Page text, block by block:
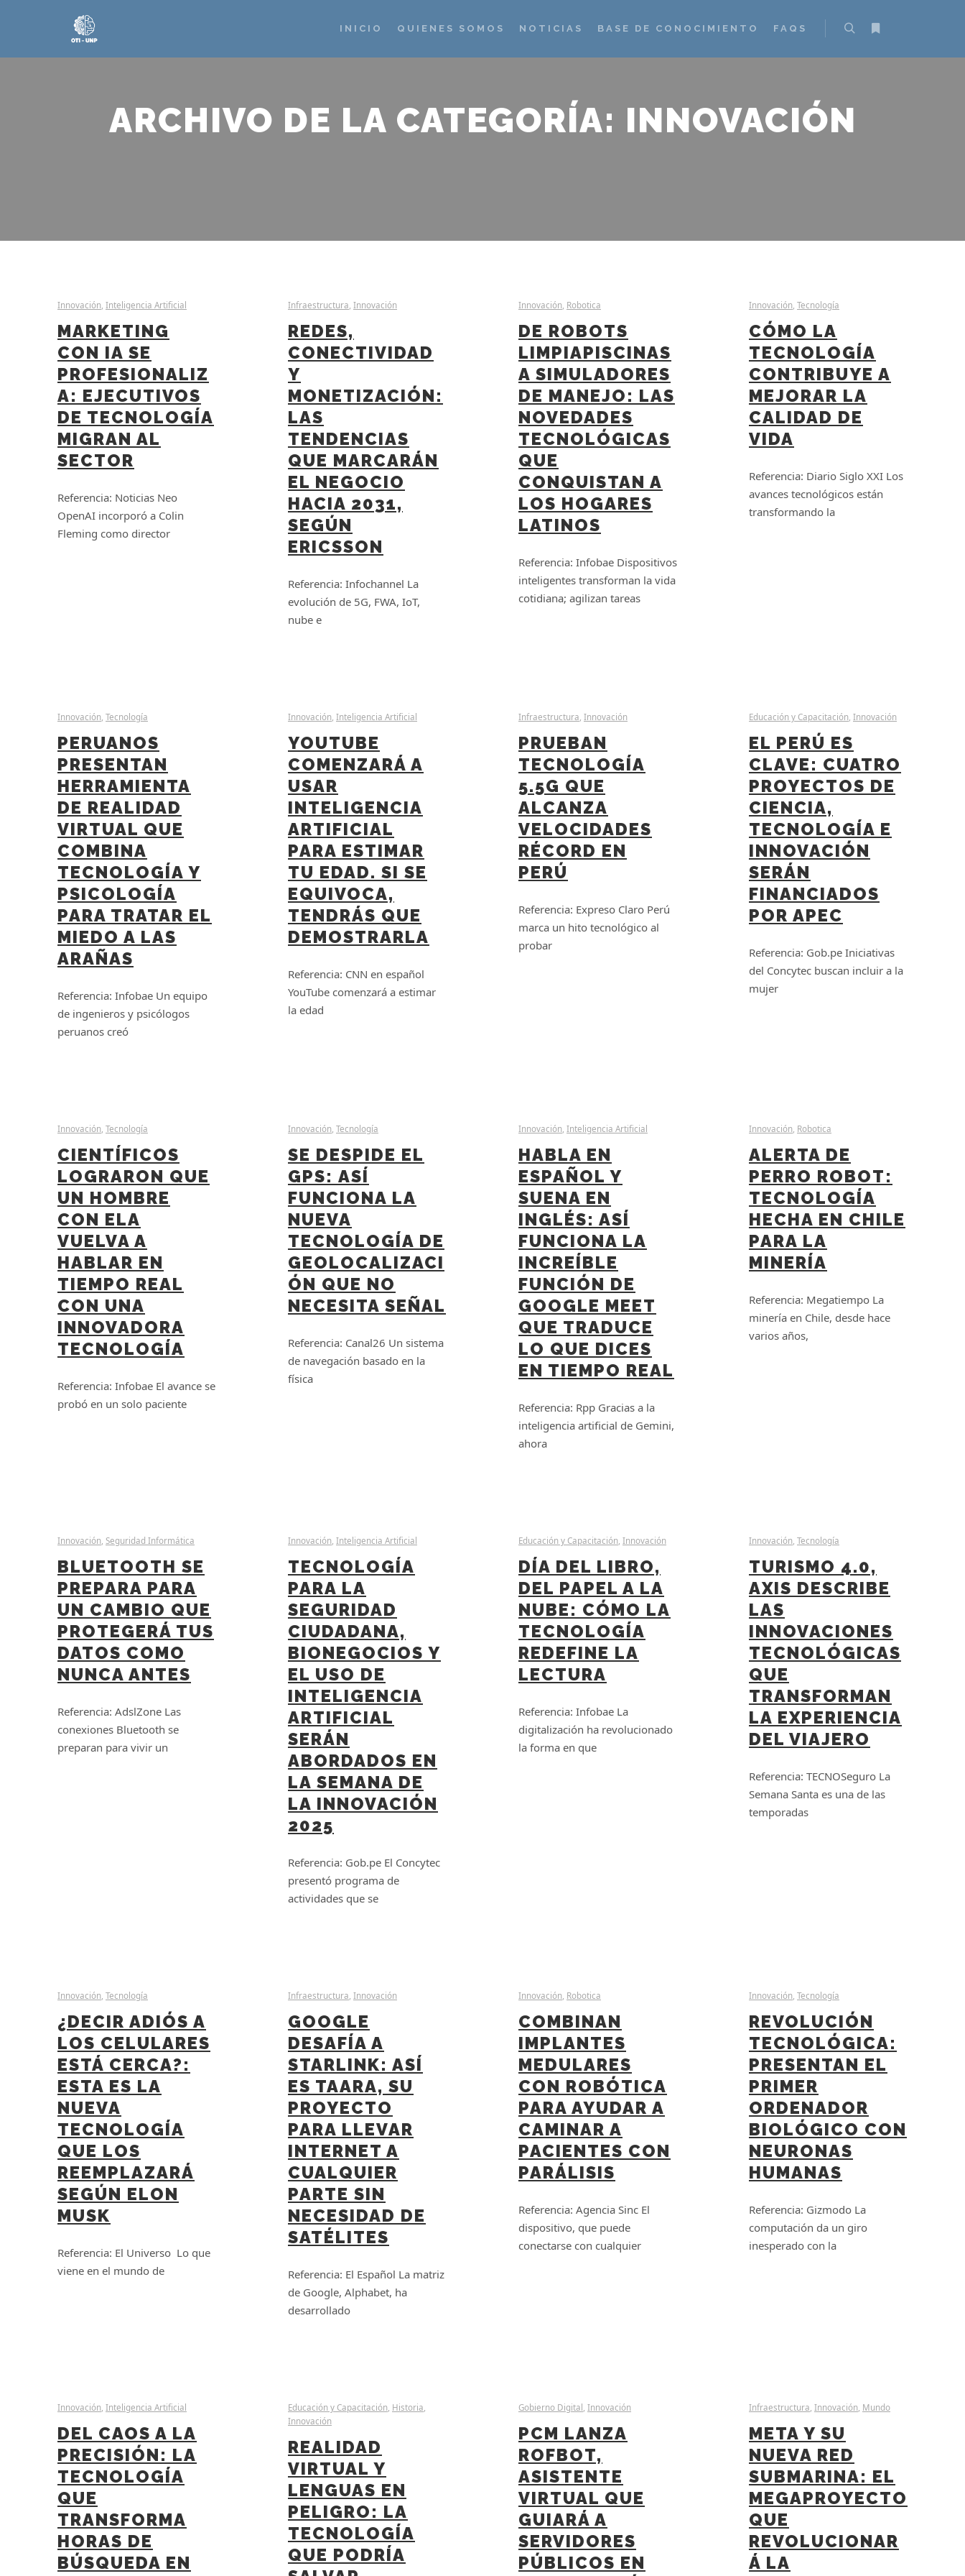
INICIO QUIENES SOMOS NOTICIAS BASE DE CONOCIMIENTO
FAQS
ARCHIVO DE LA CATEGORÍA: INNOVACIÓN
Innovación, Inteligencia Artificial
MARKETING
CON IA SE
PROFESIONALIZ
A: EJECUTIVOS
DE TECNOLOGÍA
MIGRAN AL
SECTOR
Referencia: Noticias Neo
OpenAI incorporó a Colin
Fleming como director
Infraestructura, Innovación
REDES,
CONECTIVIDAD
Y
MONETIZACIÓN:
LAS
TENDENCIAS
QUE MARCARÁN
EL NEGOCIO
HACIA 2031,
SEGÚN
ERICSSON
Referencia: Infochannel La
evolución de 5G, FWA, IoT,
nube e
Innovación, Robotica
DE ROBOTS
LIMPIAPISCINAS
A SIMULADORES
DE MANEJO: LAS
NOVEDADES
TECNOLÓGICAS
QUE
CONQUISTAN A
LOS HOGARES
LATINOS
Referencia: Infobae Dispositivos
inteligentes transforman la vida
cotidiana; agilizan tareas
Innovación, Tecnología
CÓMO LA
TECNOLOGÍA
CONTRIBUYE A
MEJORAR LA
CALIDAD DE
VIDA
Referencia: Diario Siglo XXI Los
avances tecnológicos están
transformando la
Innovación, Tecnología
PERUANOS
PRESENTAN
HERRAMIENTA
DE REALIDAD
VIRTUAL QUE
COMBINA
TECNOLOGÍA Y
PSICOLOGÍA
PARA TRATAR EL
MIEDO A LAS
ARAÑAS
Referencia: Infobae Un equipo
de ingenieros y psicólogos
peruanos creó
Innovación, Inteligencia Artificial
YOUTUBE
COMENZARÁ A
USAR
INTELIGENCIA
ARTIFICIAL
PARA ESTIMAR
TU EDAD. SI SE
EQUIVOCA,
TENDRÁS QUE
DEMOSTRARLA
Referencia: CNN en español
YouTube comenzará a estimar
la edad
Infraestructura, Innovación
PRUEBAN
TECNOLOGÍA
5.5G QUE
ALCANZA
VELOCIDADES
RÉCORD EN
PERÚ
Referencia: Expreso Claro Perú
marca un hito tecnológico al
probar
Educación y Capacitación, Innovación
EL PERÚ ES
CLAVE: CUATRO
PROYECTOS DE
CIENCIA,
TECNOLOGÍA E
INNOVACIÓN
SERÁN
FINANCIADOS
POR APEC
Referencia: Gob.pe Iniciativas
del Concytec buscan incluir a la
mujer
Innovación, Tecnología
CIENTÍFICOS
LOGRARON QUE
UN HOMBRE
CON ELA
VUELVA A
HABLAR EN
TIEMPO REAL
CON UNA
INNOVADORA
TECNOLOGÍA
Referencia: Infobae El avance se
probó en un solo paciente
Innovación, Tecnología
SE DESPIDE EL
GPS: ASÍ
FUNCIONA LA
NUEVA
TECNOLOGÍA DE
GEOLOCALIZACI
ÓN QUE NO
NECESITA SEÑAL
Referencia: Canal26 Un sistema
de navegación basado en la
física
Innovación, Inteligencia Artificial
HABLA EN
ESPAÑOL Y
SUENA EN
INGLÉS: ASÍ
FUNCIONA LA
INCREÍBLE
FUNCIÓN DE
GOOGLE MEET
QUE TRADUCE
LO QUE DICES
EN TIEMPO REAL
Referencia: Rpp Gracias a la
inteligencia artificial de Gemini,
ahora
Innovación, Robotica
ALERTA DE
PERRO ROBOT:
TECNOLOGÍA
HECHA EN CHILE
PARA LA
MINERÍA
Referencia: Megatiempo La
minería en Chile, desde hace
varios años,
Innovación, Seguridad Informática
BLUETOOTH SE
PREPARA PARA
UN CAMBIO QUE
PROTEGERÁ TUS
DATOS COMO
NUNCA ANTES
Referencia: AdslZone Las
conexiones Bluetooth se
preparan para vivir un
Innovación, Inteligencia Artificial
TECNOLOGÍA
PARA LA
SEGURIDAD
CIUDADANA,
BIONEGOCIOS Y
EL USO DE
INTELIGENCIA
ARTIFICIAL
SERÁN
ABORDADOS EN
LA SEMANA DE
LA INNOVACIÓN
2025
Referencia: Gob.pe El Concytec
presentó programa de
actividades que se
Educación y Capacitación, Innovación
DÍA DEL LIBRO,
DEL PAPEL A LA
NUBE: CÓMO LA
TECNOLOGÍA
REDEFINE LA
LECTURA
Referencia: Infobae La
digitalización ha revolucionado
la forma en que
Innovación, Tecnología
TURISMO 4.0,
AXIS DESCRIBE
LAS
INNOVACIONES
TECNOLÓGICAS
QUE
TRANSFORMAN
LA EXPERIENCIA
DEL VIAJERO
Referencia: TECNOSeguro La
Semana Santa es una de las
temporadas
Innovación, Tecnología
¿DECIR ADIÓS A
LOS CELULARES
ESTÁ CERCA?:
ESTA ES LA
NUEVA
TECNOLOGÍA
QUE LOS
REEMPLAZARÁ
SEGÚN ELON
MUSK
Referencia: El Universo Lo que
viene en el mundo de
Infraestructura, Innovación
GOOGLE
DESAFÍA A
STARLINK: ASÍ
ES TAARA, SU
PROYECTO
PARA LLEVAR
INTERNET A
CUALQUIER
PARTE SIN
NECESIDAD DE
SATÉLITES
Referencia: El Español La matriz
de Google, Alphabet, ha
desarrollado
Innovación, Robotica
COMBINAN
IMPLANTES
MEDULARES
CON ROBÓTICA
PARA AYUDAR A
CAMINAR A
PACIENTES CON
PARÁLISIS
Referencia: Agencia Sinc El
dispositivo, que puede
conectarse con cualquier
Innovación, Tecnología
REVOLUCIÓN
TECNOLÓGICA:
PRESENTAN EL
PRIMER
ORDENADOR
BIOLÓGICO CON
NEURONAS
HUMANAS
Referencia: Gizmodo La
computación da un giro
inesperado con la
Innovación, Inteligencia Artificial
DEL CAOS A LA
PRECISIÓN: LA
TECNOLOGÍA
QUE
TRANSFORMA
HORAS DE
BÚSQUEDA EN
Educación y Capacitación, Historia,
Innovación
REALIDAD
VIRTUAL Y
LENGUAS EN
PELIGRO: LA
TECNOLOGÍA
QUE PODRÍA
Gobierno Digital , Innovación
PCM LANZA
ROFBOT,
ASISTENTE
VIRTUAL QUE
GUIARÁ A
SERVIDORES
PÚBLICOS EN
Infraestructura, Innovación, Mundo
META Y SU
NUEVA RED
SUBMARINA: EL
MEGAPROYECTO
QUE
REVOLUCIONAR
Á LA